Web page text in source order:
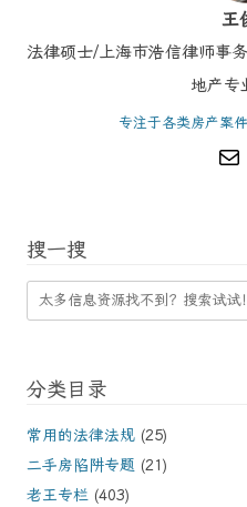
王
法律硕士/上海市浩信律师事
地产专
专注于各类房产案
搜一搜
分类目录
常用的法律法规 (25)
二手房陷阱专题 (21)
老王专栏 (403)